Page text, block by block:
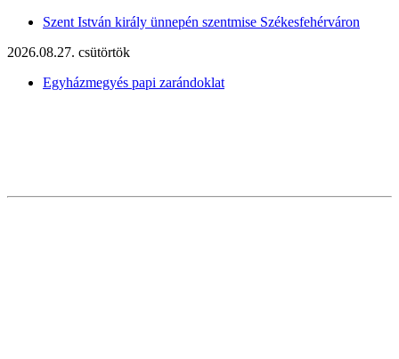
Szent István király ünnepén szentmise Székesfehérváron
2026.08.27. csütörtök
Egyházmegyés papi zarándoklat